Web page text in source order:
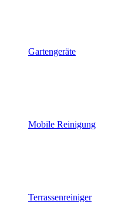
Gartengeräte
Mobile Reinigung
Terrassenreiniger